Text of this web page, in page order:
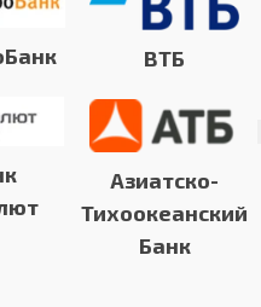
ВТБ
Азиатско-
Тихоокеанский
Банк